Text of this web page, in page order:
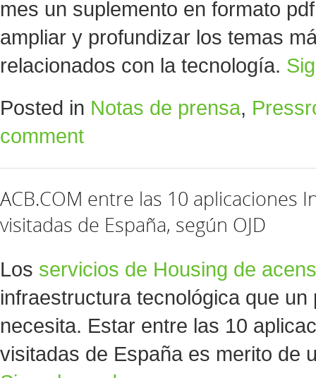
mes un suplemento en formato
ampliar y profundizar los temas
relacionados con la tecnología.
Posted in Notas de prensa,
comment
ACB.COM entre las 10 aplicaciones
visitadas de España, según OJD
Los servicios de Housing de acens
infraestructura tecnológica que
necesita. Estar entre las 10
visitadas de España es merito de